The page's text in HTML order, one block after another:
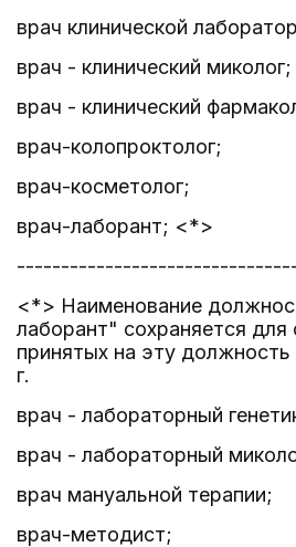
врач клинической
врач - клинический миколог;
врач - клинический
врач-колопроктолог;
врач-косметолог;
врач-лаборант; <*>
<*> Наименование
лаборант" сохраняется для
принятых на эту должность
г.
врач - лабораторный
врач - лабораторный
врач мануальной терапии;
врач-методист;